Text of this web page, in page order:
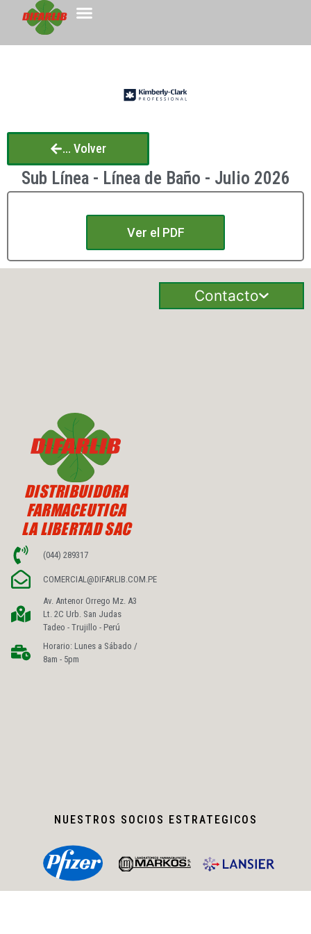
... Volver
Sub Línea - Línea de Baño - Julio 2026
Ver el PDF
DISTRIBUIDORA
FARMACEUTICA
LA LIBERTAD SAC
(044) 289317
COMERCIAL@DIFARLIB.COM.PE
Av. Antenor Orrego Mz. A3
Lt. 2C Urb. San Judas
Tadeo - Trujillo - Perú
Horario: Lunes a Sábado /
8am - 5pm
Contacto
NUESTROS SOCIOS ESTRATEGICOS